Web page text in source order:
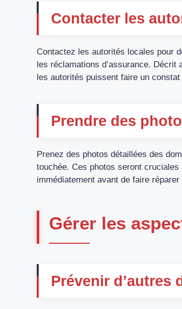
Contacter les
Contactez les autorités locales pour
les réclamations d’assurance.
les autorités puissent faire un constat
Prendre des
Prenez des photos détaillées des
touchée. Ces photos seront
immédiatement avant de faire
Gérer les
Prévenir d’autres